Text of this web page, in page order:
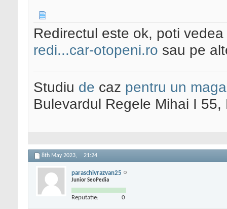
Redirectul este ok, poti
redi...car-otopeni.ro sau pe
Studiu de caz pentru un
Bulevardul Regele Mihai I
8th May 2023, 21:24
paraschivrazvan25
Junior SeoPedia
Reputatie: 0